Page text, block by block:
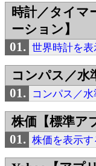
時計／タイマ
ーション】
世界時計を表
コンパス／水
コンパス／
株価【標準ア
株価を表示す